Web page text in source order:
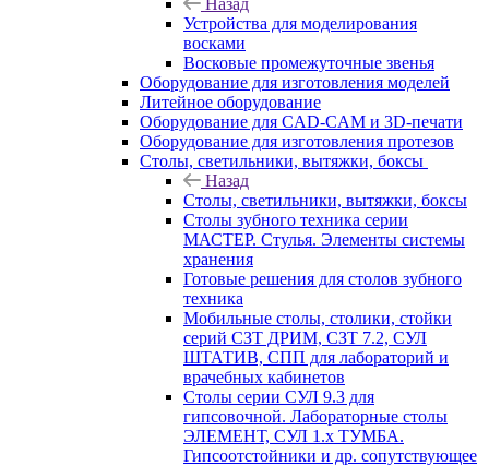
Назад
Устройства для моделирования
восками
Восковые промежуточные звенья
Оборудование для изготовления моделей
Литейное оборудование
Оборудование для CAD-CAM и 3D-печати
Оборудование для изготовления протезов
Cтолы, светильники, вытяжки, боксы
Назад
Cтолы, светильники, вытяжки, боксы
Столы зубного техника серии
МАСТЕР. Стулья. Элементы системы
хранения
Готовые решения для столов зубного
техника
Мобильные столы, столики, стойки
серий СЗТ ДРИМ, СЗТ 7.2, СУЛ
ШТАТИВ, СПП для лабораторий и
врачебных кабинетов
Столы серии СУЛ 9.3 для
гипсовочной. Лабораторные столы
ЭЛЕМЕНТ, СУЛ 1.х ТУМБА.
Гипсоотстойники и др. сопутствующее